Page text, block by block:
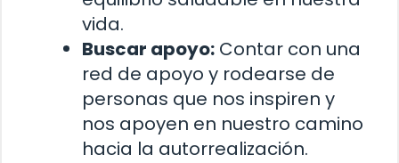
vida.
Buscar apoyo: Contar con una
red de apoyo y rodearse de
personas que nos inspiren y
nos apoyen en nuestro camino
hacia la autorrealización.